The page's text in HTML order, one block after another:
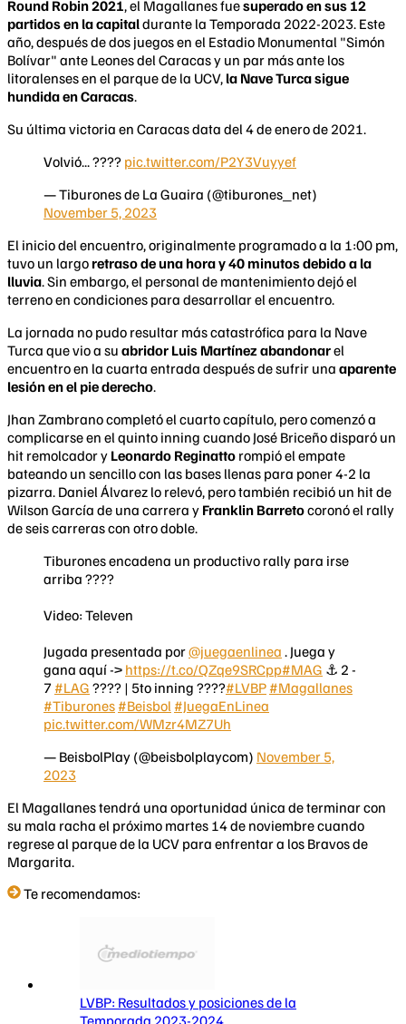
Round Robin 2021, el Magallanes fuesuperado en sus 12
partidos en la capitaldurante la Temporada 2022-2023. Este
año, después de dos juegos en el Estadio Monumental "Simón
Bolívar" ante Leones del Caracas y un par más ante los
litoralenses en el parque de la UCV, la Nave Turca sigue
hundida en Caracas.
Su última victoria en Caracas data del 4 de enero de 2021.
Volvió... ???? pic.twitter.com/P2Y3Vuyyef
— Tiburones de La Guaira (@tiburones_net)
November 5, 2023
El inicio del encuentro, originalmente programado a la 1:00 pm,
tuvo un largo retraso de una hora y 40 minutos debido a la
lluvia. Sin embargo, el personal de mantenimiento dejó el
terreno en condiciones para desarrollar el encuentro.
La jornada no pudo resultar más catastrófica para la Nave
Turca que vio a su abridor Luis Martínez abandonarel
encuentro en la cuarta entrada después de sufrir una aparente
lesión en el pie derecho.
Jhan Zambrano completó el cuarto capítulo, pero comenzó a
complicarse en el quinto inning cuando José Briceño disparó un
hit remolcador y Leonardo Reginatto rompió el empate
bateando un sencillo con las bases llenas para poner 4-2 la
pizarra. Daniel Álvarez lo relevó, pero también recibió un hit de
Wilson García de una carrera y Franklin Barretocoronó el rally
de seis carreras con otro doble.
Tiburones encadena un productivo rally para irse
arriba ????
Video: Televen
Jugada presentada por@juegaenlinea . Juega y
gana aquí -> https://t.co/QZqe9SRCpp#MAG ⚓ 2 -
7 #LAG ???? | 5to inning ????#LVBP #Magallanes
#Tiburones #Beisbol #JuegaEnLinea
pic.twitter.com/WMzr4MZ7Uh
— BeisbolPlay (@beisbolplaycom) November 5,
2023
El Magallanes tendrá una oportunidad única de terminar con
su mala racha el próximo martes 14 de noviembre cuando
regrese al parque de la UCV para enfrentar a los Bravos de
Margarita.
Te recomendamos:
LVBP: Resultados y posiciones de la
Temporada 2023-2024